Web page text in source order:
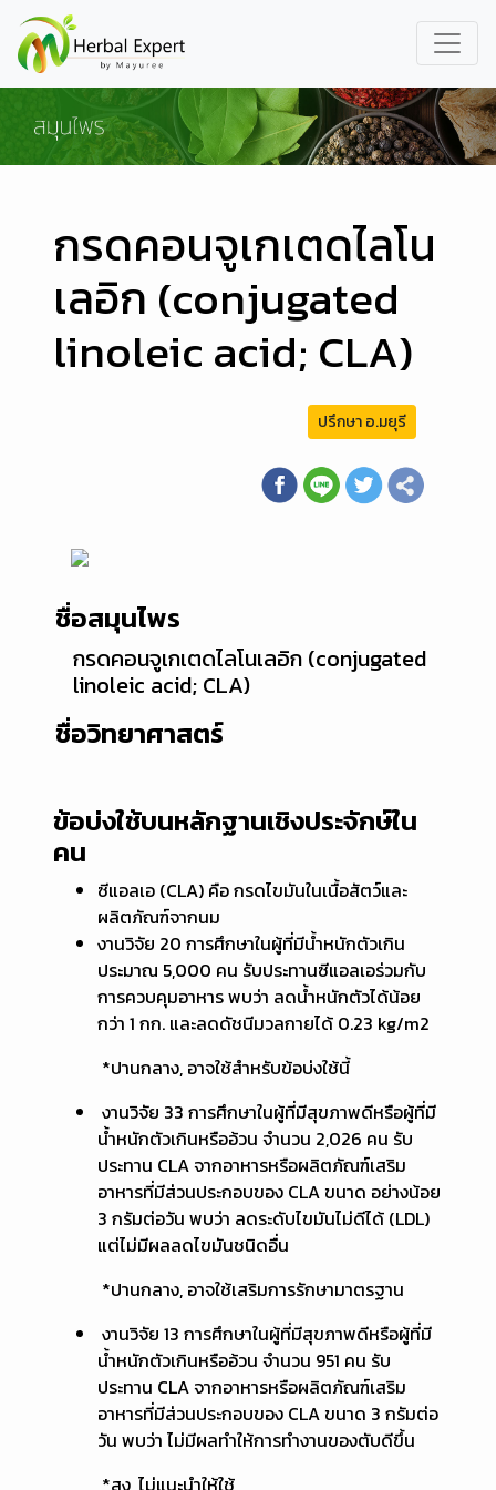
กรดคอนจูเกเตดไลโน
เลอิก (conjugated
linoleic acid; CLA)
ปรึกษา อ.มยุรี
ชื่อสมุนไพร
กรดคอนจูเกเตดไลโนเลอิก (conjugated
linoleic acid; CLA)
ชื่อวิทยาศาสตร์
ข้อบ่งใช้บนหลักฐานเชิงประจักษ์ใน
คน
ซีแอลเอ (CLA) คือ กรดไขมันในเนื้อสัตว์และ
ผลิตภัณฑ์จากนม
งานวิจัย 20 การศึกษาในผู้ที่มีน้ำหนักตัวเกิน
ประมาณ 5,000 คน รับประทานซีแอลเอร่วมกับ
การควบคุมอาหาร พบว่า ลดน้ำหนักตัวได้น้อย
กว่า 1 กก. และลดดัชนีมวลกายได้ 0.23 kg/m2
*ปานกลาง, อาจใช้สำหรับข้อบ่งใช้นี้
งานวิจัย 33 การศึกษาในผู้ที่มีสุขภาพดีหรือผู้ที่มี
น้ำหนักตัวเกินหรืออ้วน จำนวน 2,026 คน รับ
ประทาน CLA จากอาหารหรือผลิตภัณฑ์เสริม
อาหารที่มีส่วนประกอบของ CLA ขนาด อย่างน้อย
3 กรัมต่อวัน พบว่า ลดระดับไขมันไม่ดีได้ (LDL)
แต่ไม่มีผลลดไขมันชนิดอื่น
*ปานกลาง, อาจใช้เสริมการรักษามาตรฐาน
งานวิจัย 13 การศึกษาในผู้ที่มีสุขภาพดีหรือผู้ที่มี
น้ำหนักตัวเกินหรืออ้วน จำนวน 951 คน รับ
ประทาน CLA จากอาหารหรือผลิตภัณฑ์เสริม
อาหารที่มีส่วนประกอบของ CLA ขนาด 3 กรัมต่อ
วัน พบว่า ไม่มีผลทำให้การทำงานของตับดีขึ้น